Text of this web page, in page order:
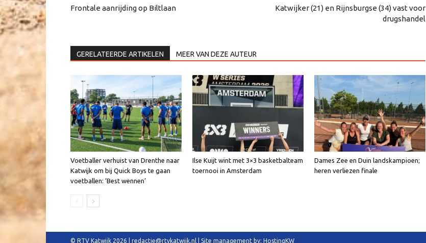
Frontale aanrijding op Biltlaan
Katwijker (21) en Rijnsburgse (34) vast voor
drugshandel
GERELATEERDE ARTIKELEN MEER VAN DEZE AUTEUR
Voetballer verhuist van Drenthe naar
Katwijk om bij Quick Boys te gaan
voetballen: ‘Best wennen’
Ilse Kuijt wint met 3×3 basketbalteam
toernooi in Amsterdam
Dames Zee en Duin landskampioen;
heren verliezen finale
© RTV Katwijk 2026 | redactie@rtvkatwijk.nl | Site management by: HostingKW